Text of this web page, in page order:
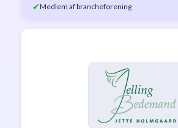
✔Medlem af brancheforening